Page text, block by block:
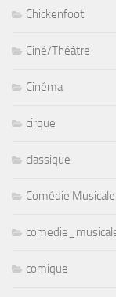
Chickenfoot
Ciné/Théâtre
Cinéma
cirque
classique
Comédie Musicale
comique